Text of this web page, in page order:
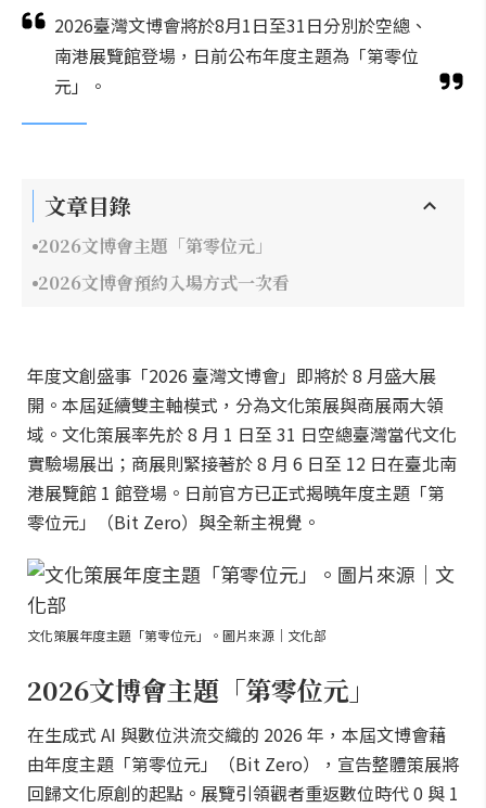
2026臺灣文博會將於8月1日至31日分別於空總、
南港展覽館登場，日前公布年度主題為「第零位
元」。
文章目錄
2026文博會主題「第零位元」
2026文博會預約入場方式一次看
年度文創盛事「2026 臺灣文博會」即將於 8 月盛大展
開。本屆延續雙主軸模式，分為文化策展與商展兩大領
域。文化策展率先於 8 月 1 日至 31 日空總臺灣當代文化
實驗場展出；商展則緊接著於 8 月 6 日至 12 日在臺北南
港展覽館 1 館登場。日前官方已正式揭曉年度主題「第
零位元」（Bit Zero）與全新主視覺。
文化策展年度主題「第零位元」。圖片來源｜文化部
2026文博會主題「第零位元」
在生成式 AI 與數位洪流交織的 2026 年，本屆文博會藉
由年度主題「第零位元」（Bit Zero），宣告整體策展將
回歸文化原創的起點。展覽引領觀者重返數位時代 0 與 1